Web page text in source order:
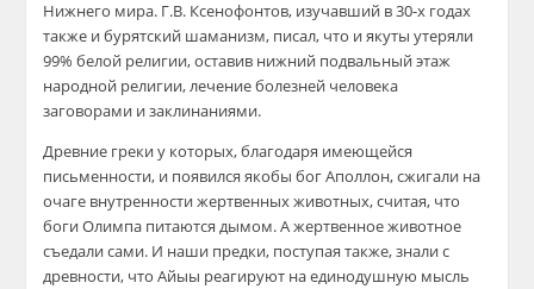
Нижнего мира. Г.В. Ксенофонтов, изучавший в 30-х годах
также и бурятский шаманизм, писал, что и якуты утеряли
99% белой религии, оставив нижний подвальный этаж
народной религии, лечение болезней человека
заговорами и заклинаниями.
Древние греки у которых, благодаря имеющейся
письменности, и появился якобы бог Аполлон, сжигали на
очаге внутренности жертвенных животных, считая, что
боги Олимпа питаются дымом. А жертвенное животное
съедали сами. И наши предки, поступая также, знали с
древности, что Айыы реагируют на единодушную мысль